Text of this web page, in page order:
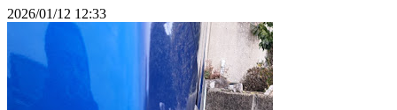
2026/01/12 12:33